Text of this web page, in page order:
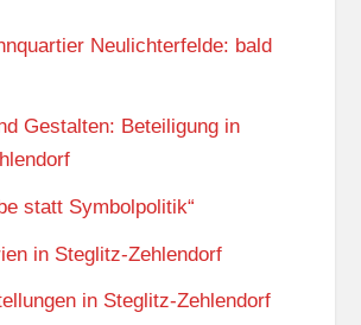
Neulichterfelde: bald
Gestalten: Beteiligung in
statt Symbolpolitik“
in Steglitz-Zehlendorf
in Steglitz-Zehlendorf